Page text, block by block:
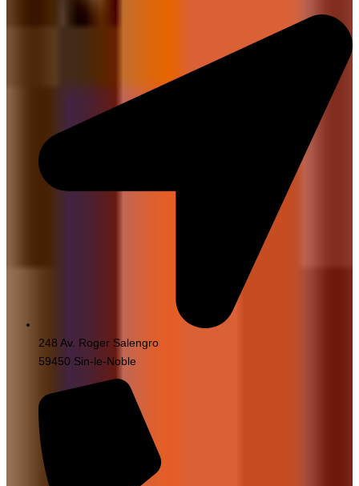
248 Av. Roger Salengro
59450 Sin-le-Noble